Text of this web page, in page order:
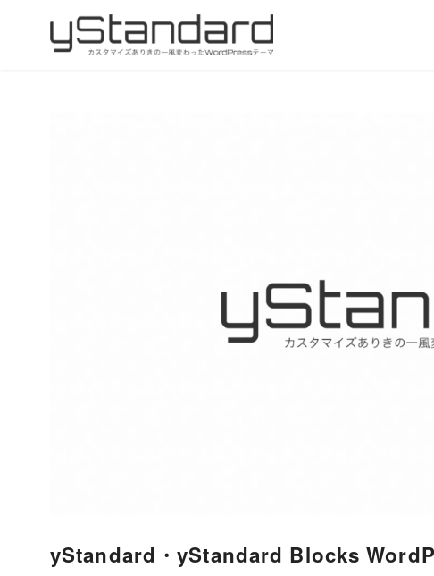
yStandard・yStandard Blocks